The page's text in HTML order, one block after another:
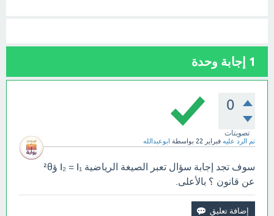
1 إجابة وحدة
0
تصويتات
تم الرد عليه فبراير 22 بواسطة ابوعبدالله
سوف تجد إجابة سؤال تعبر الصيغة الرياضية I₂ = I₁ ؤ²θ
عن قانون ؟ بالأعلى.